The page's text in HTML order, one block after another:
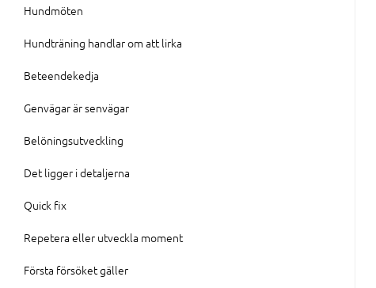
Hundmöten
Hundträning handlar om att lirka
Beteendekedja
Genvägar är senvägar
Belöningsutveckling
Det ligger i detaljerna
Quick fix
Repetera eller utveckla moment
Första försöket gäller